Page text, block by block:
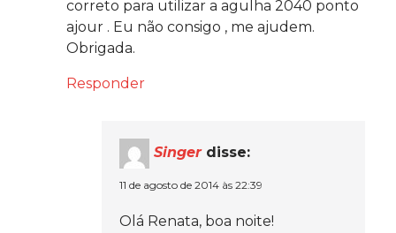
correto para utilizar a agulha 2040 ponto
ajour . Eu não consigo , me ajudem.
Obrigada.
Responder
Singer disse:
11 de agosto de 2014 às 22:39
Olá Renata, boa noite!